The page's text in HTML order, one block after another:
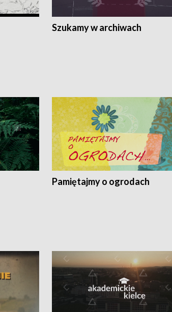
Szukamy w archiwach
Pamiętajmy o ogrodach